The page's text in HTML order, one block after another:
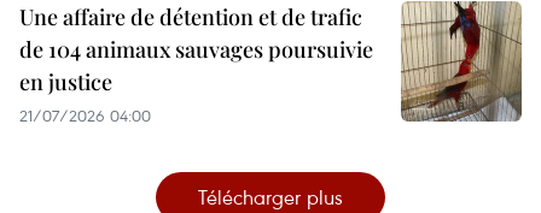
Une affaire de détention et de trafic
de 104 animaux sauvages poursuivie
en justice
21/07/2026 04:00
Télécharger plus